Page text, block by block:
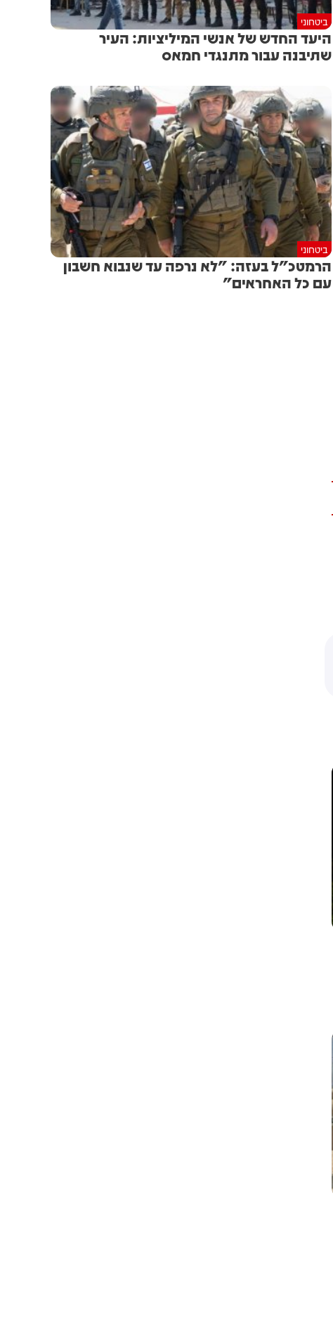
ביטחוני
היעד החדש של אנשי המיליציות: העיר
שתיבנה עבור מתנגדי חמאס
ביטחוני
הרמטכ"ל בעזה: "לא נרפה עד שנבוא חשבון
עם כל האחראים"